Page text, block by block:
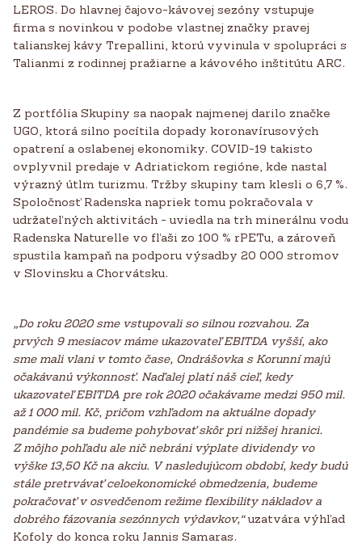
LEROS. Do hlavnej čajovo-kávovej sezóny vstupuje
firma s novinkou v podobe vlastnej značky pravej
talianskej kávy Trepallini, ktorú vyvinula v spolupráci s
Talianmi z rodinnej pražiarne a kávového inštitútu ARC.
Z portfólia Skupiny sa naopak najmenej darilo značke
UGO, ktorá silno pocítila dopady koronavírusových
opatrení a oslabenej ekonomiky. COVID-19 takisto
ovplyvnil predaje v Adriatickom regióne, kde nastal
výrazný útlm turizmu. Tržby skupiny tam klesli o 6,7 %.
Spoločnosť Radenska napriek tomu pokračovala v
udržateľných aktivitách - uviedla na trh minerálnu vodu
Radenska Naturelle vo fľaši zo 100 % rPETu, a zároveň
spustila kampaň na podporu výsadby 20 000 stromov
v Slovinsku a Chorvátsku.
„Do roku 2020 sme vstupovali so silnou rozvahou. Za
prvých 9 mesiacov máme ukazovateľ EBITDA vyšší, ako
sme mali vlani v tomto čase, Ondrášovka s Korunní majú
očakávanú výkonnosť. Naďalej platí náš cieľ, kedy
ukazovateľ EBITDA pre rok 2020 očakávame medzi 950 mil.
až 1 000 mil. Kč, pričom vzhľadom na aktuálne dopady
pandémie sa budeme pohybovať skôr pri nižšej hranici.
Z môjho pohľadu ale nič nebráni výplate dividendy vo
výške 13,50 Kč na akciu. V nasledujúcom období, kedy budú
stále pretrvávať celoekonomické obmedzenia, budeme
pokračovať v osvedčenom režime flexibility nákladov a
dobrého fázovania sezónnych výdavkov,“uzatvára výhľad
Kofoly do konca roku Jannis Samaras.